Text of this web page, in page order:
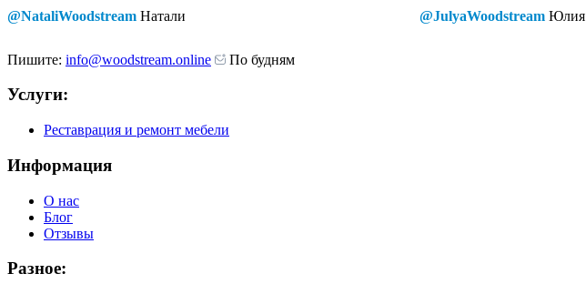
@NataliWoodstream Натали @JulyaWoodstream Юлия
Пишите: info@woodstream.online По будням
Услуги:
Реставрация и ремонт мебели
Информация
О нас
Блог
Отзывы
Разное: